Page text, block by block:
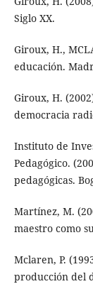
Siglo XX.
Giroux, H.,
educación.
Giroux, H.
democracia
Instituto de
Pedagógico.
pedagógicas.
Martínez, M.
maestro como
Mclaren, P.
producción del